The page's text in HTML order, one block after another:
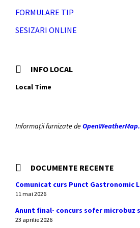
FORMULARE TIP
SESIZARI ONLINE
INFO LOCAL
Local Time
Informații furnizate de
DOCUMENTE RECENTE
Comunicat curs Punct Gastronomic
11 mai 2026
Anunt final- concurs sofer microbuz
23 aprilie 2026